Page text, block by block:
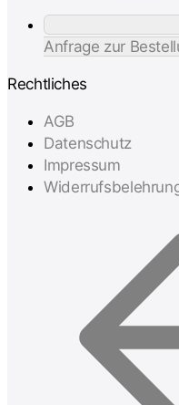
Anfrage zur
Rechtliches
AGB
Datenschutz
Impressum